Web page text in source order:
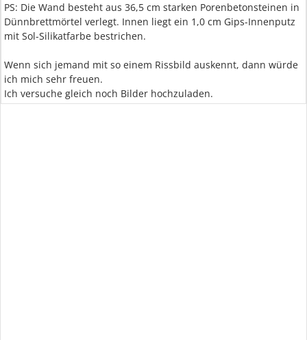
PS: Die Wand besteht aus 36,5 cm starken Porenbetonsteinen in
Dünnbrettmörtel verlegt. Innen liegt ein 1,0 cm Gips-Innenputz
mit Sol-Silikatfarbe bestrichen.
Wenn sich jemand mit so einem Rissbild auskennt, dann würde
ich mich sehr freuen.
Ich versuche gleich noch Bilder hochzuladen.